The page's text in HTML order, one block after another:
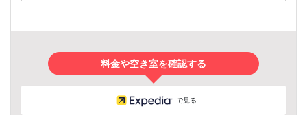
料金や空き室を確認する
で見る